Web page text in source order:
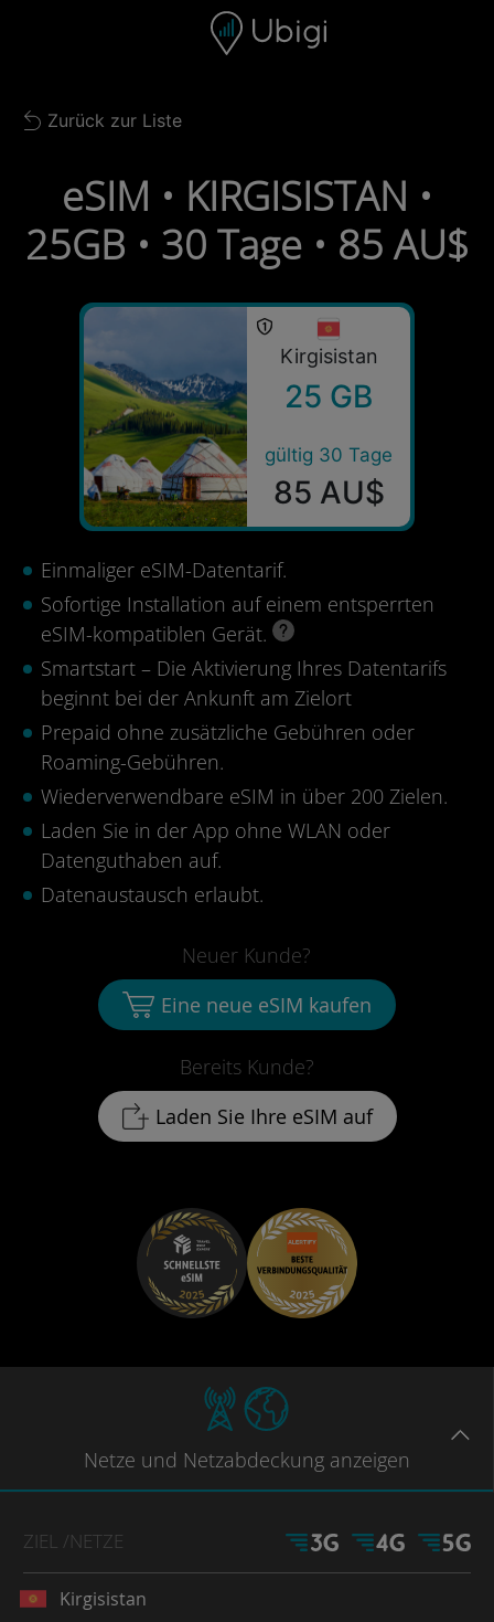
Navigationsleiste Fußzeile
Back to list
Zurück zur Liste
eSIM • KIRGISISTAN •
25GB • 30 Tage • 85 AU$
Kirgisistan
25 GB
gültig 30 Tage
85 AU$
Einmaliger eSIM-Datentarif.
Sofortige Installation auf einem entsperrten
eSIM-kompatiblen Gerät.
Smartstart – Die Aktivierung Ihres Datentarifs
beginnt bei der Ankunft am Zielort
Prepaid ohne zusätzliche Gebühren oder
Roaming-Gebühren.
Wiederverwendbare eSIM in über 200 Zielen.
Laden Sie in der App ohne WLAN oder
Datenguthaben auf.
Datenaustausch erlaubt.
Bereits Kunde?
Laden Sie Ihre eSIM auf
Neuer Kunde?
Eine neue eSIM kaufen
Netze und Netzabdeckung anzeigen
ZIEL /NETZE
Kirgisistan